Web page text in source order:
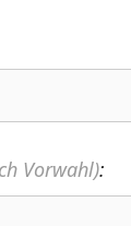
Vorwahl):